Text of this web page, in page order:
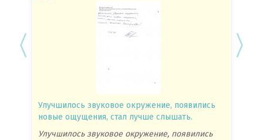
Улучшилось звуковое окружение, появились
новые ощущения, стал лучше слышать.
Улучшилось звуковое окружение, появились